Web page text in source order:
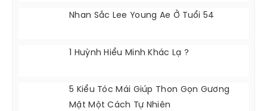
Nhan Sắc Lee Young Ae Ở Tuổi 54
1 Huỳnh Hiểu Minh Khác Lạ ?
5 Kiểu Tóc Mái Giúp Thon Gọn Gương
Mặt Một Cách Tự Nhiên